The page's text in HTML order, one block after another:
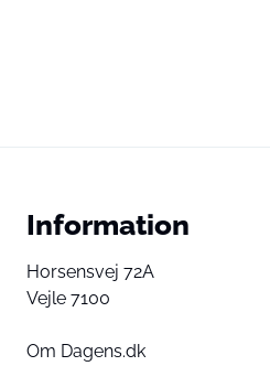
Information
Horsensvej 72A
Vejle 7100
Om Dagens.dk